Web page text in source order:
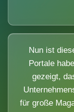
Nun ist
Portale
gezeigt,
für große